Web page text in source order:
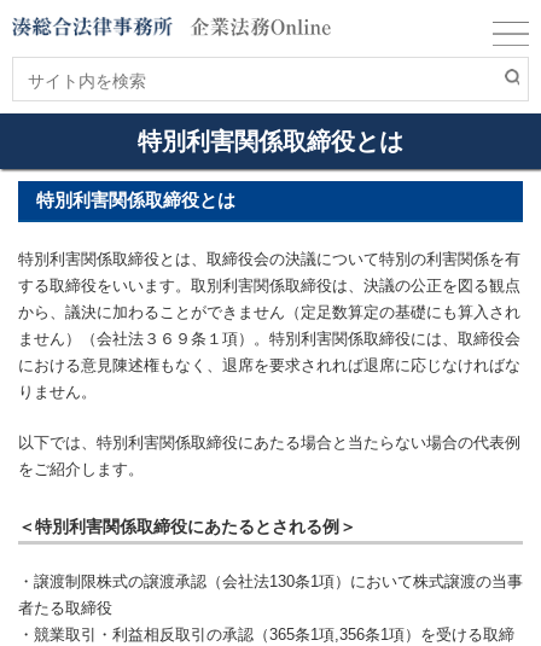
特別利害関係取締役とは
特別利害関係取締役とは
特別利害関係取締役とは、取締役会の決議について特別の利害関係を有
する取締役をいいます。取別利害関係取締役は、決議の公正を図る観点
から、議決に加わることができません（定足数算定の基礎にも算入され
ません）（会社法３６９条１項）。特別利害関係取締役には、取締役会
における意見陳述権もなく、退席を要求されれば退席に応じなければな
りません。
以下では、特別利害関係取締役にあたる場合と当たらない場合の代表例
をご紹介します。
＜特別利害関係取締役にあたるとされる例＞
・譲渡制限株式の譲渡承認（会社法130条1項）において株式譲渡の当事
者たる取締役
・競業取引・利益相反取引の承認（365条1項,356条1項）を受ける取締